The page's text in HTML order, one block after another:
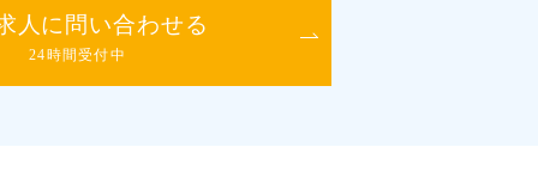
人に問い合わせる
24時間受付中